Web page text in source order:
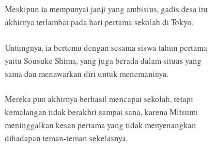
Meskipun ia mempunyai janji yang ambisius, gadis desa itu
akhirnya terlambat pada hari pertama sekolah di Tokyo.
Untungnya, ia bertemu dengan sesama siswa tahun pertama
yaitu Sousuke Shima, yang juga berada dalam situas yang
sama dan menawarkan diri untuk menemaninya.
Mereka pun akhirnya berhasil mencapai sekolah, tetapi
kemalangan tidak berakhri sampai sana, karena Mitsumi
meninggalkan kesan pertama yang tidak menyenangkan
dihadapan teman-teman sekelasnya.